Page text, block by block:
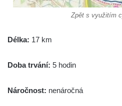
Zpět s využitím
Délka: 17 km
Doba trvání: 5 hodin
Náročnost: nenáročná